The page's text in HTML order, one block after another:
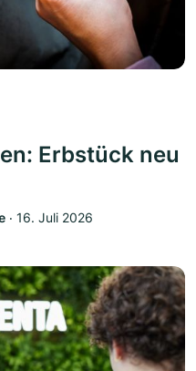
Erbstück neu
‧ 16. Juli 2026